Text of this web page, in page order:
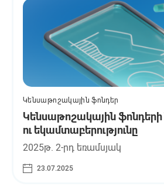
Կենսաթոշակային ֆոնդեր
Կենսաթոշակային ֆոնդերի
ու եկամտաբերությունը
2025թ. 2-րդ եռամսյակ
23.07.2025